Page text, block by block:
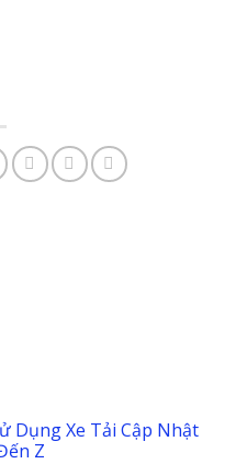
Dụng Xe Tải Cập Nhật
Z